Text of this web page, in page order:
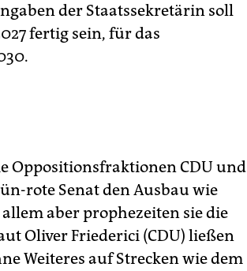
der Staatssekretärin soll
fertig sein, für das
Oppositionsfraktionen CDU und
rote Senat den Ausbau wie
aber prophezeiten sie die
Oliver Friederici (CDU) ließen
Weiteres auf Strecken wie dem